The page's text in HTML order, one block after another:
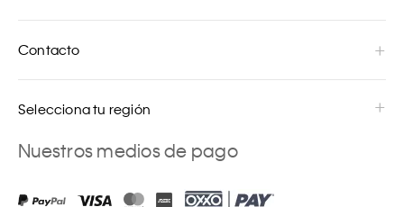
Contacto
Selecciona tu región
Nuestros medios de pago